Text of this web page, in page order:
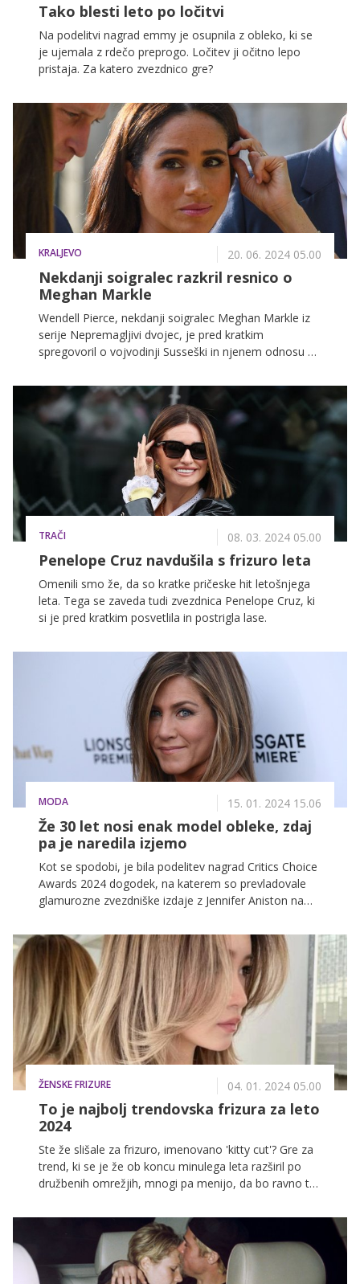
Tako blesti leto po ločitvi
Na podelitvi nagrad emmy je osupnila z obleko, ki se
je ujemala z rdečo preprogo. Ločitev ji očitno lepo
pristaja. Za katero zvezdnico gre?
KRALJEVO 20. 06. 2024 05.00
Nekdanji soigralec razkril resnico o
Meghan Markle
Wendell Pierce, nekdanji soigralec Meghan Markle iz
serije Nepremagljivi dvojec, je pred kratkim
spregovoril o vojvodinji Susseški in njenem odnosu s
trenutke zdi?
TRAČI 08. 03. 2024 05.00
Penelope Cruz navdušila s frizuro leta
Omenili smo že, da so kratke pričeske hit letošnjega
leta. Tega se zaveda tudi zvezdnica Penelope Cruz, ki
si je pred kratkim posvetlila in postrigla lase.
MODA 15. 01. 2024 15.06
Že 30 let nosi enak model obleke, zdaj
pa je naredila izjemo
Kot se spodobi, je bila podelitev nagrad Critics Choice
Awards 2024 dogodek, na katerem so prevladovale
glamurozne zvezdniške izdaje z Jennifer Aniston na
izdaji.
ŽENSKE FRIZURE 04. 01. 2024 05.00
To je najbolj trendovska frizura za leto
2024
Ste že slišale za frizuro, imenovano 'kitty cut'? Gre za
trend, ki se je že ob koncu minulega leta razširil po
družbenih omrežjih, mnogi pa menijo, da bo ravno ta